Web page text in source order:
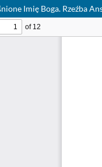
Imię Boga. Rzeźba